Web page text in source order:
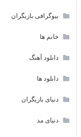
بیوگرافی بازیگران
خانم ها
دانلود آهنگ
دانلود ها
دنیای بازیگران
دنیای مد